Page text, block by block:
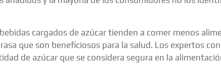
cargados de azúcar tienden a comer menos
que son beneficiosos para la salud. Los expertos
de azúcar que se considera segura en la